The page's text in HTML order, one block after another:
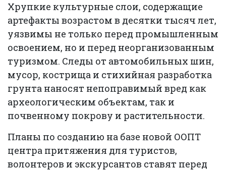
Хрупкие культурные слои, содержащие
артефакты возрастом в десятки тысяч лет,
уязвимы не только перед промышленным
освоением, но и перед неорганизованным
туризмом. Следы от автомобильных шин,
мусор, кострища и стихийная разработка
грунта наносят непоправимый вред как
археологическим объектам, так и
почвенному покрову и растительности.
Планы по созданию на базе новой ООПТ
центра притяжения для туристов,
волонтеров и экскурсантов ставят перед